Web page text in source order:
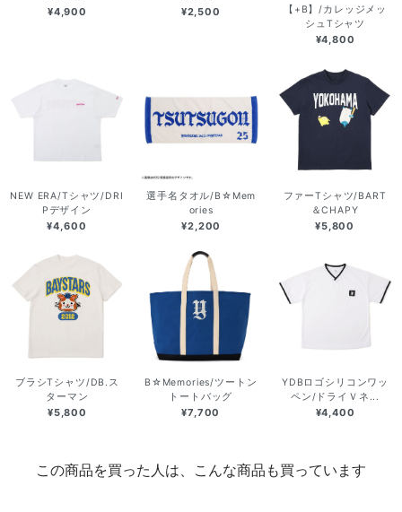
¥4,900 ¥2,500
【+B】/カレッジメッ
シュTシャツ
¥4,800
NEW ERA/Tシャツ/DRI
Pデザイン
¥4,600
選手名タオル/B☆Mem
ories
¥2,200
ファーTシャツ/BART
＆CHAPY
¥5,800
ブラシTシャツ/DB.ス
ターマン
¥5,800
B☆Memories/ツートン
トートバッグ
¥7,700
YDBロゴシリコンワッ
ペン/ドライＶネ...
¥4,400
この商品を買った人は、こんな商品も買っています